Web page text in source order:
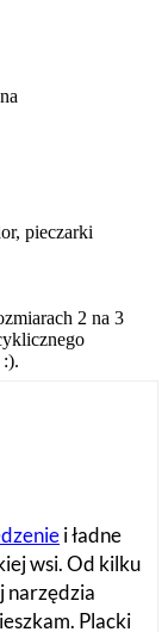
pieczarki
2 na 3
i ładne
wsi. Od kilku
narzędzia
Placki